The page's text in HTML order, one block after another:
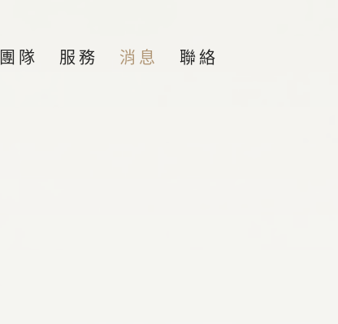
團隊 服務 消息 聯絡